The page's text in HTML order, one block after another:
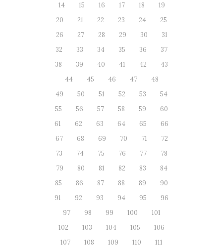
14
15 16 17 18
19
20
21 22 23 24
25
26
27 28 29 30
31
32
33 34 35 36
37
38
39 40 41 42
43
44
45 46 47
48
49
50 51 52 53
54
55
56 57 58 59
60
61
62 63 64 65
66
67
68 69 70 71
72
73
74 75 76 77
78
79
80 81 82 83
84
85
86 87 88 89
90
91
92 93 94 95
96
97
98 99 100
101
102
103 104 105
106
107
108 109 110
111